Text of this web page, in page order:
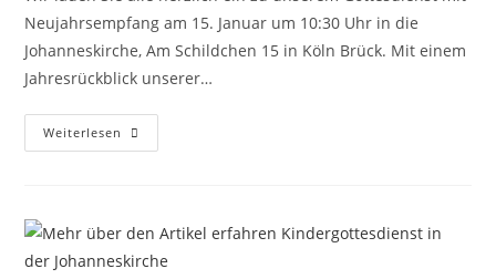
Neujahrsempfang am 15. Januar um 10:30 Uhr in die
Johanneskirche, Am Schildchen 15 in Köln Brück. Mit einem
Jahresrückblick unserer…
Weiterlesen Gottesdienst
Mit